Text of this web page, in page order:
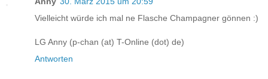
Vielleicht würde ich mal ne Flasche Champagner gönnen :)
LG Anny (p-chan (at) T-Online (dot) de)
Antworten